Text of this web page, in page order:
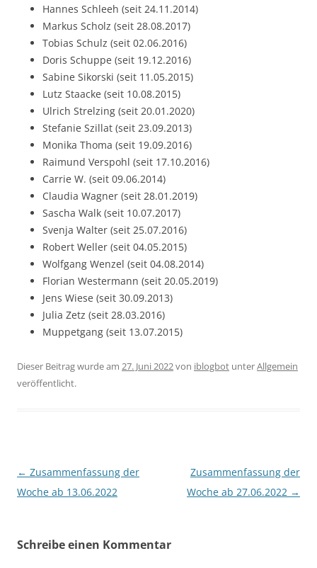
Hannes Schleeh (seit 24.11.2014)
Markus Scholz (seit 28.08.2017)
Tobias Schulz (seit 02.06.2016)
Doris Schuppe (seit 19.12.2016)
Sabine Sikorski (seit 11.05.2015)
Lutz Staacke (seit 10.08.2015)
Ulrich Strelzing (seit 20.01.2020)
Stefanie Szillat (seit 23.09.2013)
Monika Thoma (seit 19.09.2016)
Raimund Verspohl (seit 17.10.2016)
Carrie W. (seit 09.06.2014)
Claudia Wagner (seit 28.01.2019)
Sascha Walk (seit 10.07.2017)
Svenja Walter (seit 25.07.2016)
Robert Weller (seit 04.05.2015)
Wolfgang Wenzel (seit 04.08.2014)
Florian Westermann (seit 20.05.2019)
Jens Wiese (seit 30.09.2013)
Julia Zetz (seit 28.03.2016)
Muppetgang (seit 13.07.2015)
Dieser Beitrag wurde am 27. Juni 2022von iblogbot unterAllgemein
veröffentlicht.
Beitragsnavigation
← Zusammenfassung der
Woche ab 13.06.2022
Zusammenfassung der
Woche ab 27.06.2022 →
Schreibe einen Kommentar